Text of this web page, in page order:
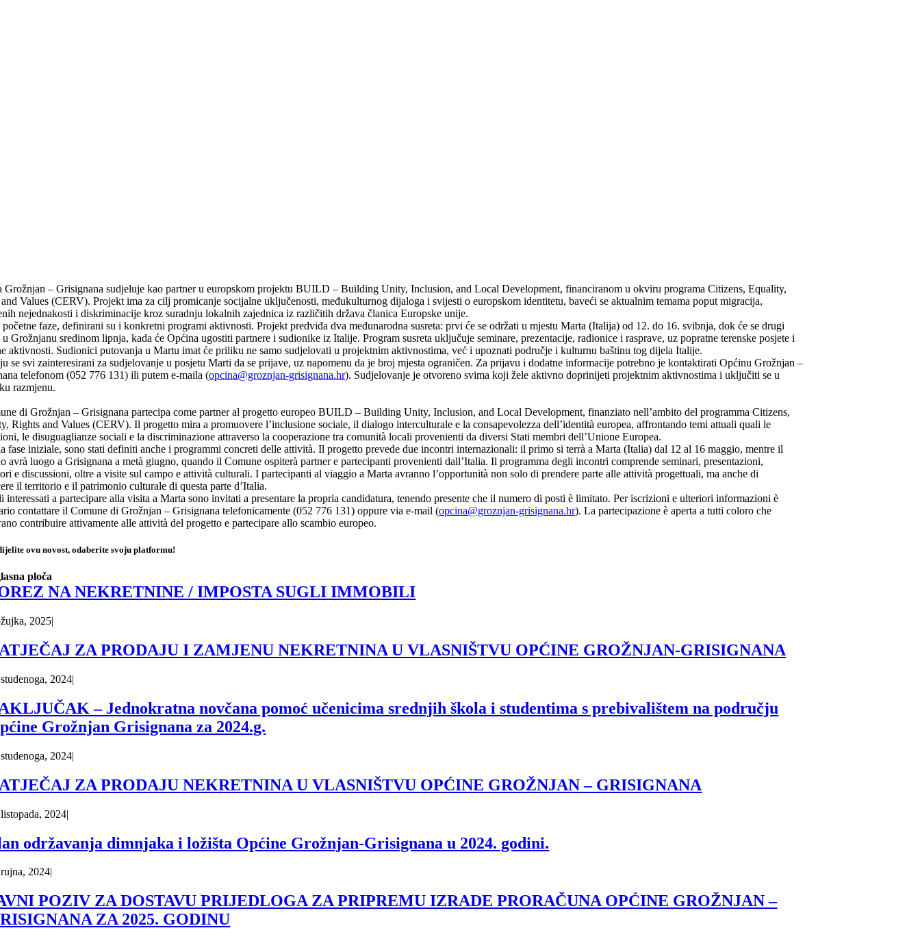
Grožnjan – Grisignana sudjeluje kao partner u europskom projektu BUILD – Building Unity, Inclusion, and Local Development, financiranom u okviru programa Citizens, Equality,
Values (CERV). Projekt ima za cilj promicanje socijalne uključenosti, međukulturnog dijaloga i svijesti o europskom identitetu, baveći se aktualnim temama poput migracija,
nejednakosti i diskriminacije kroz suradnju lokalnih zajednica iz različitih država članica Europske unije.
faze, definirani su i konkretni programi aktivnosti. Projekt predviđa dva međunarodna susreta: prvi će se održati u mjestu Marta (Italija) od 12. do 16. svibnja, dok će se drugi
Grožnjanu sredinom lipnja, kada će Općina ugostiti partnere i sudionike iz Italije. Program susreta uključuje seminare, prezentacije, radionice i rasprave, uz popratne terenske posjete i
aktivnosti. Sudionici putovanja u Martu imat će priliku ne samo sudjelovati u projektnim aktivnostima, već i upoznati područje i kulturnu baštinu tog dijela Italije.
se svi zainteresirani za sudjelovanje u posjetu Marti da se prijave, uz napomenu da je broj mjesta ograničen. Za prijavu i dodatne informacije potrebno je kontaktirati Općinu Grožnjan –
telefonom (052 776 131) ili putem e-maila (opcina@groznjan-grisignana.hr). Sudjelovanje je otvoreno svima koji žele aktivno doprinijeti projektnim aktivnostima i uključiti se u
razmjenu.
di Grožnjan – Grisignana partecipa come partner al progetto europeo BUILD – Building Unity, Inclusion, and Local Development, finanziato nell’ambito del programma Citizens,
Rights and Values (CERV). Il progetto mira a promuovere l’inclusione sociale, il dialogo interculturale e la consapevolezza dell’identità europea, affrontando temi attuali quali le
le disuguaglianze sociali e la discriminazione attraverso la cooperazione tra comunità locali provenienti da diversi Stati membri dell’Unione Europea.
fase iniziale, sono stati definiti anche i programmi concreti delle attività. Il progetto prevede due incontri internazionali: il primo si terrà a Marta (Italia) dal 12 al 16 maggio, mentre il
avrà luogo a Grisignana a metà giugno, quando il Comune ospiterà partner e partecipanti provenienti dall’Italia. Il programma degli incontri comprende seminari, presentazioni,
e discussioni, oltre a visite sul campo e attività culturali. I partecipanti al viaggio a Marta avranno l’opportunità non solo di prendere parte alle attività progettuali, ma anche di
il territorio e il patrimonio culturale di questa parte d’Italia.
interessati a partecipare alla visita a Marta sono invitati a presentare la propria candidatura, tenendo presente che il numero di posti è limitato. Per iscrizioni e ulteriori informazioni è
contattare il Comune di Grožnjan – Grisignana telefonicamente (052 776 131) oppure via e-mail (opcina@groznjan-grisignana.hr). La partecipazione è aperta a tutti coloro che
contribuire attivamente alle attività del progetto e partecipare allo scambio europeo.
ovu novost, odaberite svoju platformu!
ploča
NA NEKRETNINE / IMPOSTA SUGLI IMMOBILI
2025|
ZA PRODAJU I ZAMJENU NEKRETNINA U VLASNIŠTVU OPĆINE GROŽNJAN-GRISIGNANA
2024|
– Jednokratna novčana pomoć učenicima srednjih škola i studentima s prebivalištem na području
Grožnjan Grisignana za 2024.g.
2024|
ZA PRODAJU NEKRETNINA U VLASNIŠTVU OPĆINE GROŽNJAN – GRISIGNANA
2024|
održavanja dimnjaka i ložišta Općine Grožnjan-Grisignana u 2024. godini.
2024|
POZIV ZA DOSTAVU PRIJEDLOGA ZA PRIPREMU IZRADE PRORAČUNA OPĆINE GROŽNJAN –
ZA 2025. GODINU